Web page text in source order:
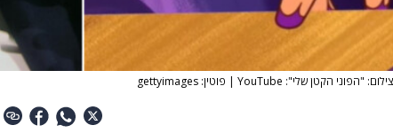
צילום: "הפוני הקטן שלי": YouTube | פוטין: gettyimages